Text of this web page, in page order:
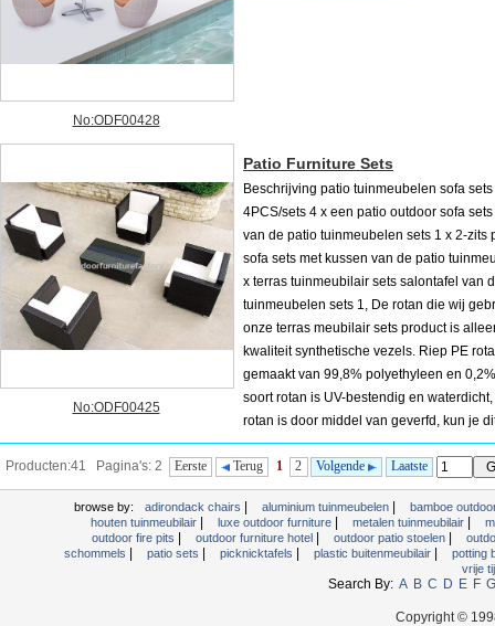
No:ODF00428
No:ODF00425
Patio Furniture Sets
Beschrijving patio tuinmeubelen sofa sets
4PCS/sets 4 x een patio outdoor sofa
van de patio tuinmeubelen sets 1 x 2-zits
sofa sets met kussen van de patio
x terras tuinmeubilair sets salontafel van
tuinmeubelen sets 1, De rotan die wij
onze terras meubilair sets product is
kwaliteit synthetische vezels. Riep PE
gemaakt van 99,8% polyethyleen en
soort rotan is UV-bestendig en
rotan is door middel van geverfd, kun je
door het toepassen van warmte wanneer het te krijgen krassen, terwijl het lang
nooit verdwi...
Producten:41 Pagina's: 2 Eerste Terug 1 2 Volgende Laatste
browse by: adirondack chairs aluminium tuinmeubelen
bamboe
houten tuinmeubilair
luxe outdoor furniture metalen tuinmeubilair
outdoor fire pits
outdoor furniture hotel outdoor patio stoelen
schommels
patio sets picknicktafels plastic buitenmeubilair
potting
vrije
Search By: A B C D E F G
Copyright ©